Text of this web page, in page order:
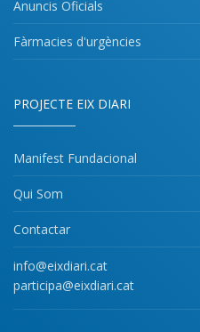
Anuncis Oficials
Fàrmacies d'urgències
PROJECTE EIX DIARI
Manifest Fundacional
Qui Som
Contactar
info@eixdiari.cat
participa@eixdiari.cat